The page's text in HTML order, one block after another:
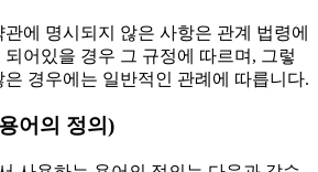
관에 명시되지 않은 사항은 관계 법령에
되어있을 경우 그 규정에 따르며, 그렇
은 경우에는 일반적인 관례에 따릅니다.
어의 정의)